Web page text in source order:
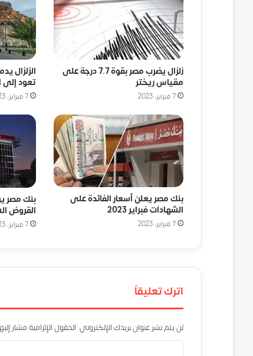
زلزال يضرب مصر بقوة 7.7 درجة على
مقياس ريختر
7 فبراير، 2023
الزلزال
تعود إلى
7 فبراير، 2023
بنك مصر يعلن أسعار الفائدة على
الشهادات فبراير 2023
7 فبراير، 2023
بنك مصر
القروض
7 فبراير، 2023
اترك تعليقاً
لن يتم نشر عنوان بريدك الإلكتروني. الحقول الإلزامية مشار